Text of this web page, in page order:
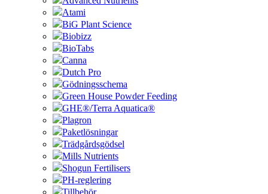
Atami
BiG Plant Science
Biobizz
BioTabs
Canna
Dutch Pro
Gödningsschema
Green House Powder Feeding
GHE®/Terra Aquatica®
Plagron
Paketlösningar
Trädgårdsgödsel
Mills Nutrients
Shogun Fertilisers
PH-reglering
Tillbehör